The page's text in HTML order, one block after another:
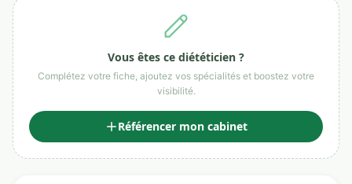
Vous êtes ce diététicien ?
Complétez votre fiche, ajoutez vos spécialités et boostez votre
visibilité.
Référencer mon cabinet